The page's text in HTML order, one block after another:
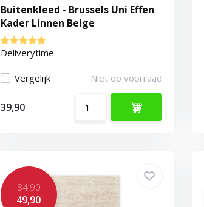
Buitenkleed - Brussels Uni Effen
Kader Linnen Beige
Deliverytime
Vergelijk Niet op voorraad
39,90
84,90
49,90